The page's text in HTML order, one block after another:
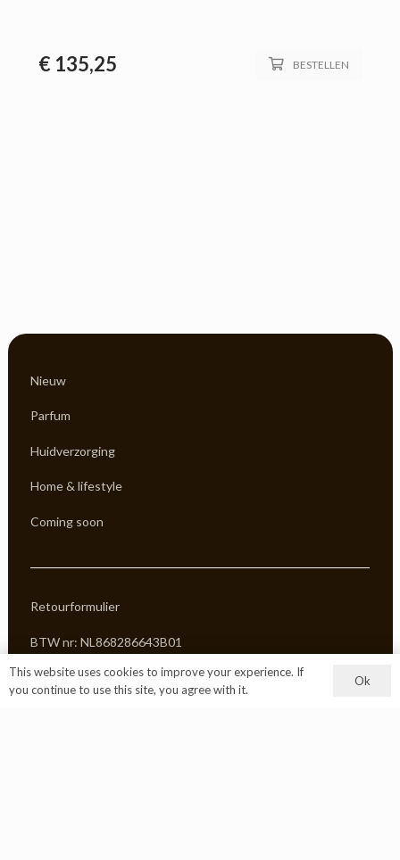
€135,25 BESTELLEN
Nieuw
Parfum
Huidverzorging
Home & lifestyle
Coming soon
Retourformulier
BTW nr: NL868286643B01
KVK: 97914002
This website uses cookies to improve your experience. If
you continue to use this site, you agree with it.
Ok